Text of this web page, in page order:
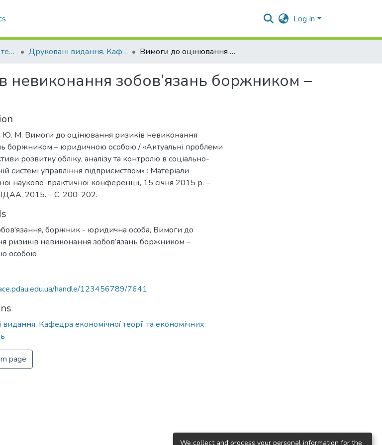
Log In
Кафедра економічної теорії та економічних досліджень Друковані видання. Кафедра економічної теорії та економічних досліджень Вимоги до оцінювання ризиків невиконання зобов’язань боржником – юридичною особою
невиконання зобов’язань боржником –
М. Вимоги до оцінювання ризиків невиконання
боржником – юридичною особою / «Актуальні проблеми
розвитку обліку, аналізу та контролю в соціально-
системі управління підприємством» : Матеріали
науково-практичної конференції, 15 січня 2015 р. –
2015. – С. 200-202.
боржник - юридична особа, Вимоги до
ризиків невиконання зобов’язань боржником –
особою
handle/123456789/7641
Кафедра економічної теорії та економічних
page
We collect and process your personal information for the